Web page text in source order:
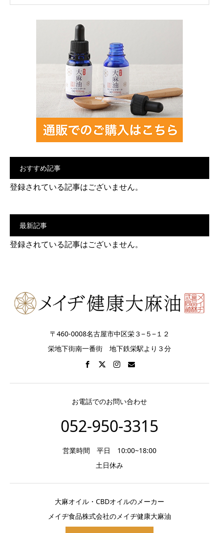
おすすめ記事
登録されている記事はございません。
最新記事
登録されている記事はございません。
〒460-0008名古屋市中区栄３−５−１２
栄地下街南一番街 地下鉄栄駅より３分
お電話でのお問い合わせ
052-950-3315
営業時間 平日 10:00~18:00
土日休み
大麻オイル・CBDオイルのメーカー
メイヂ食品株式会社のメイヂ健康大麻油